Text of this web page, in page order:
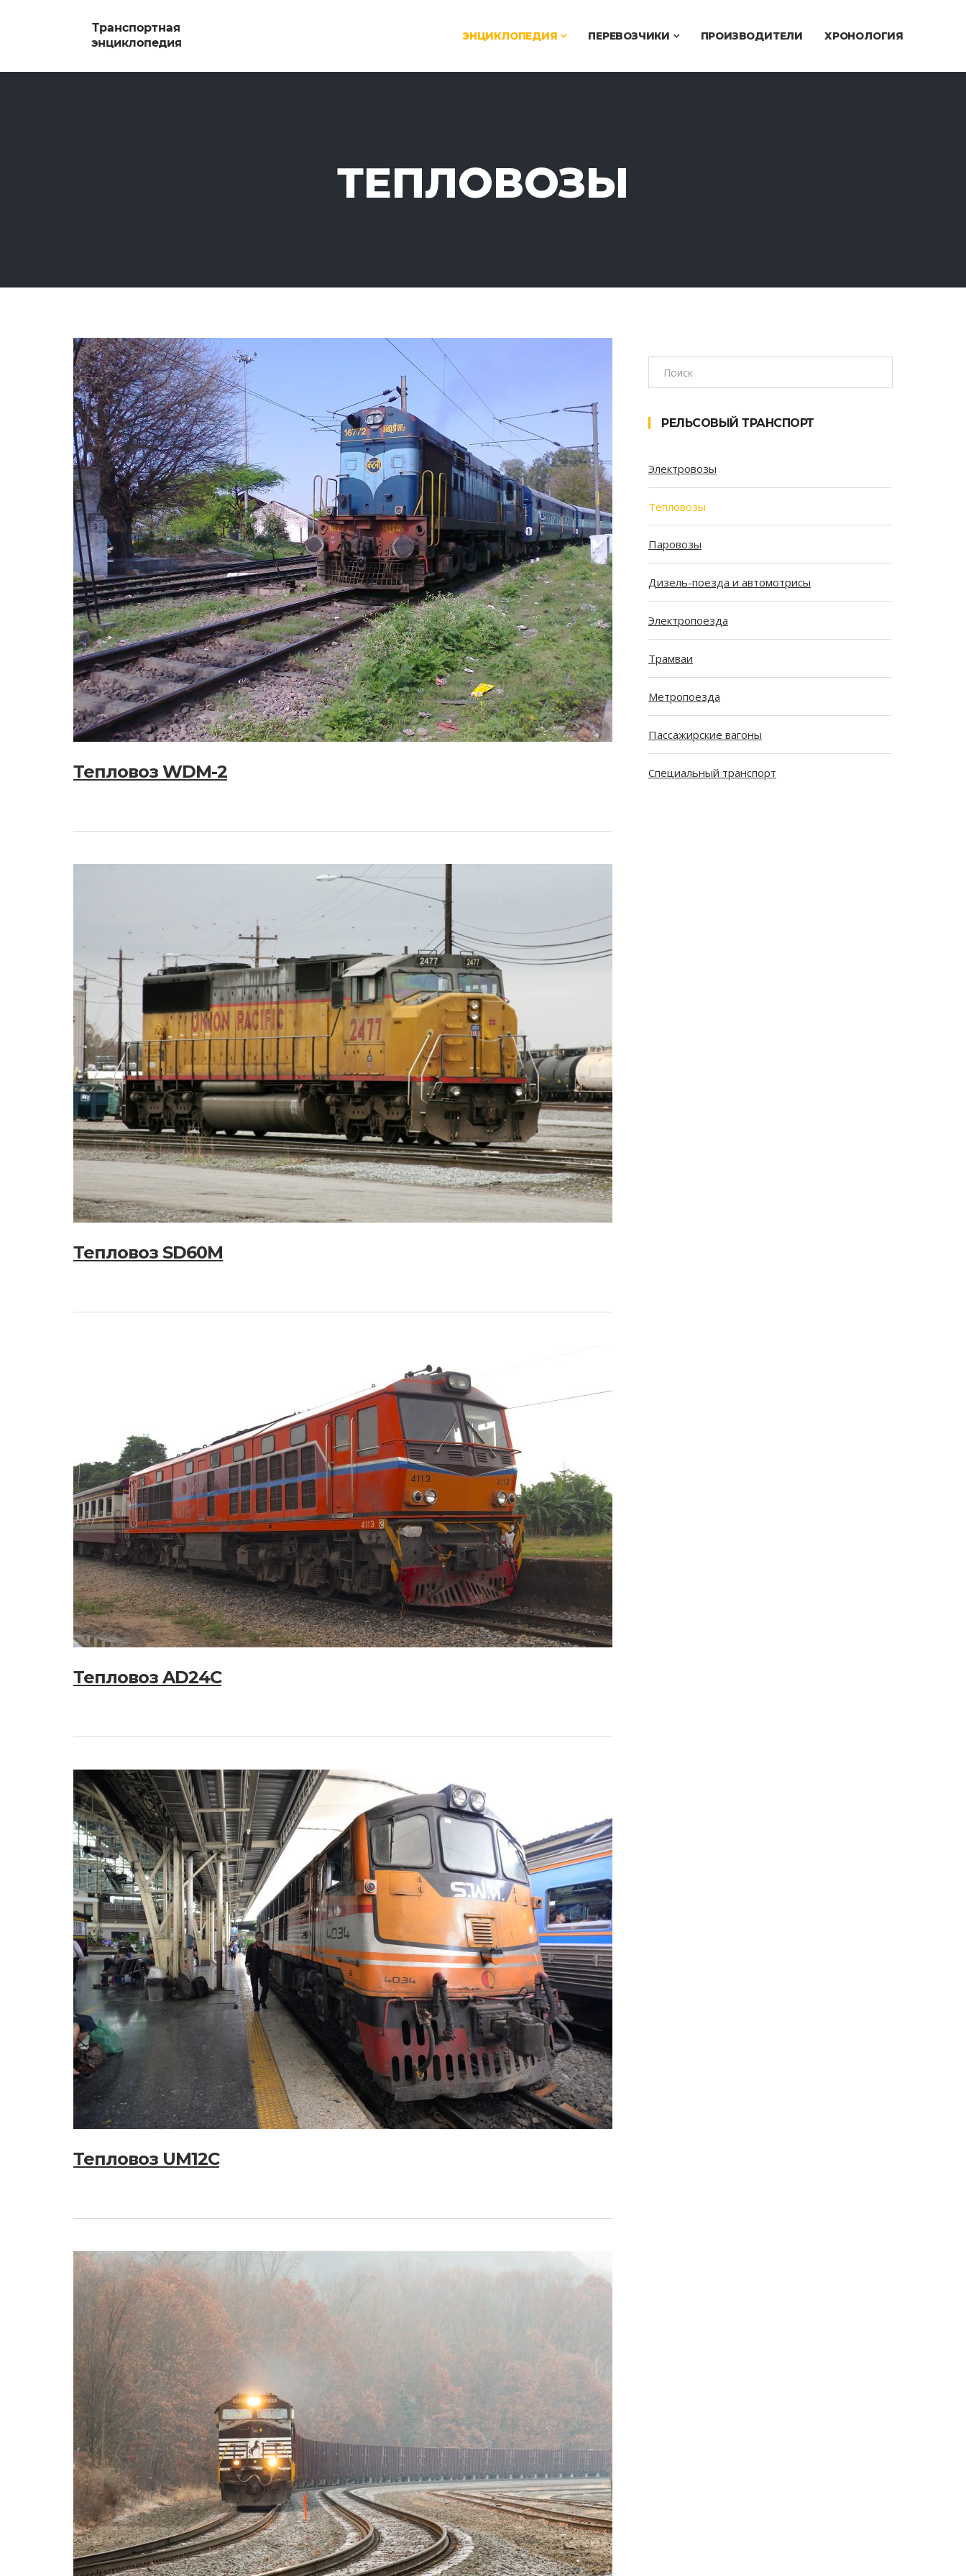
ЭНЦИКЛОПЕДИЯ ПЕРЕВОЗЧИКИ ПРОИЗВОДИТЕЛИ ХРОНОЛОГИЯ
ТЕПЛОВОЗЫ
Тепловоз WDM-2
Тепловоз SD60M
Тепловоз AD24C
Тепловоз UM12C
РЕЛЬСОВЫЙ ТРАНСПОРТ
Электровозы
Тепловозы
Паровозы
Дизель-поезда и автомотрисы
Электропоезда
Трамваи
Метропоезда
Пассажирские вагоны
Специальный транспорт